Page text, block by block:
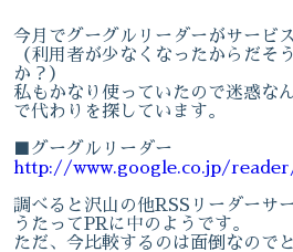
今月でグーグルリーダーがサービ
（利用者が少なくなったからだそ
か？）
私もかなり使っていたので迷惑な
で代わりを探しています。
■グーグルリーダー
http://www.google.co.jp/
調べると沢山の他RSSリーダーサ
うたってPRに中のようです。
ただ、今比較するのは面倒なので